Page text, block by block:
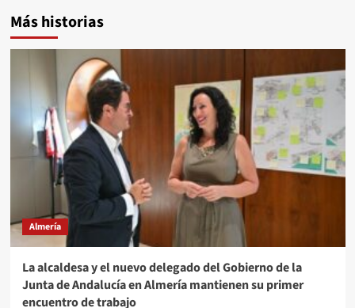
Más historias
Almería
La alcaldesa y el nuevo delegado del Gobierno de la
Junta de Andalucía en Almería mantienen su primer
encuentro de trabajo